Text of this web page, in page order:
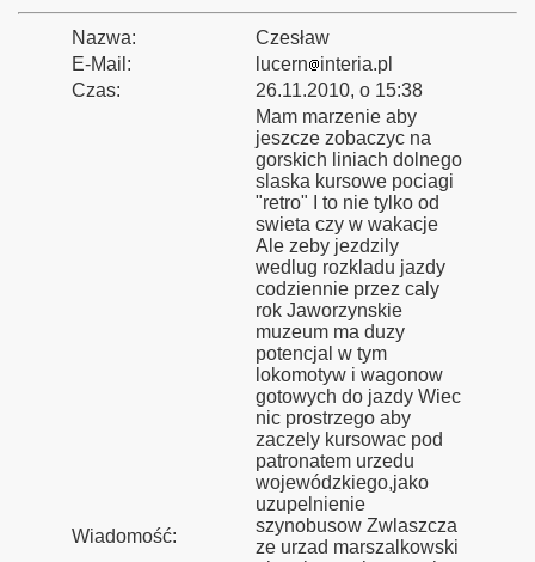
Nazwa:
Czesław
E-Mail:
lucern
interia.pl
Czas:
26.11.2010, o 15:38
Wiadomość:
Mam marzenie aby
jeszcze zobaczyc na
gorskich liniach dolnego
slaska kursowe pociagi
"retro" I to nie tylko od
swieta czy w wakacje
Ale zeby jezdzily
wedlug rozkladu jazdy
codziennie przez caly
rok Jaworzynskie
muzeum ma duzy
potencjal w tym
lokomotyw i wagonow
gotowych do jazdy Wiec
nic prostrzego aby
zaczely kursowac pod
patronatem urzedu
wojewódzkiego,jako
uzupelnienie
szynobusow Zwlaszcza
ze urzad marszalkowski
- Rzepin